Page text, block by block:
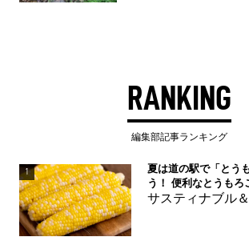
RANKING
編集部記事ランキング
1
夏は道の駅で「とう
う！ 便利なとうもろ
サスティナブル